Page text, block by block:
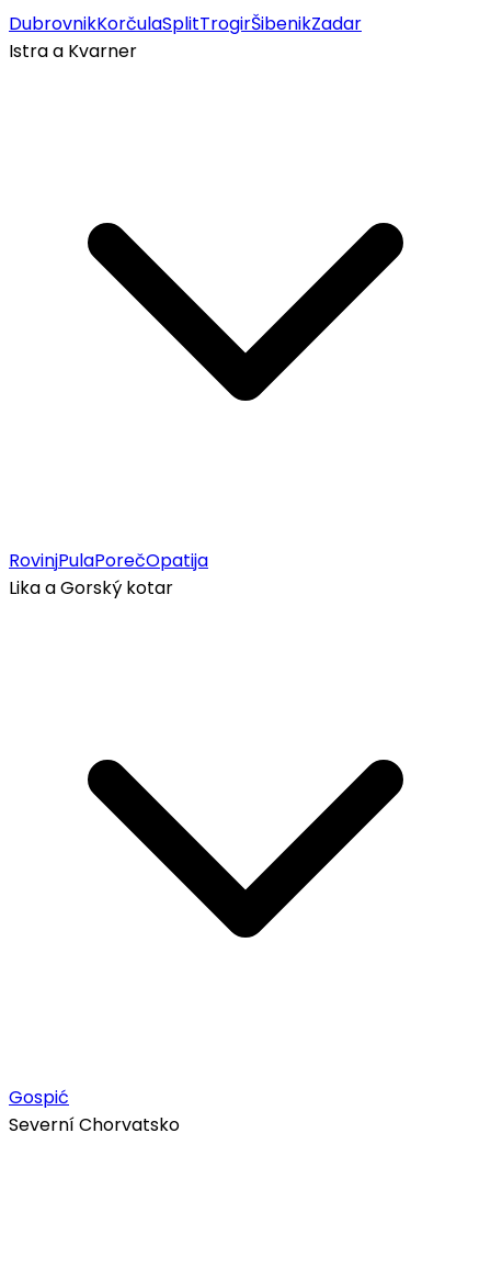
DubrovnikKorčulaSplitTrogirŠibenikZadar
Istra a Kvarner
RovinjPulaPorečOpatija
Lika a Gorský kotar
Gospić
Severní Chorvatsko